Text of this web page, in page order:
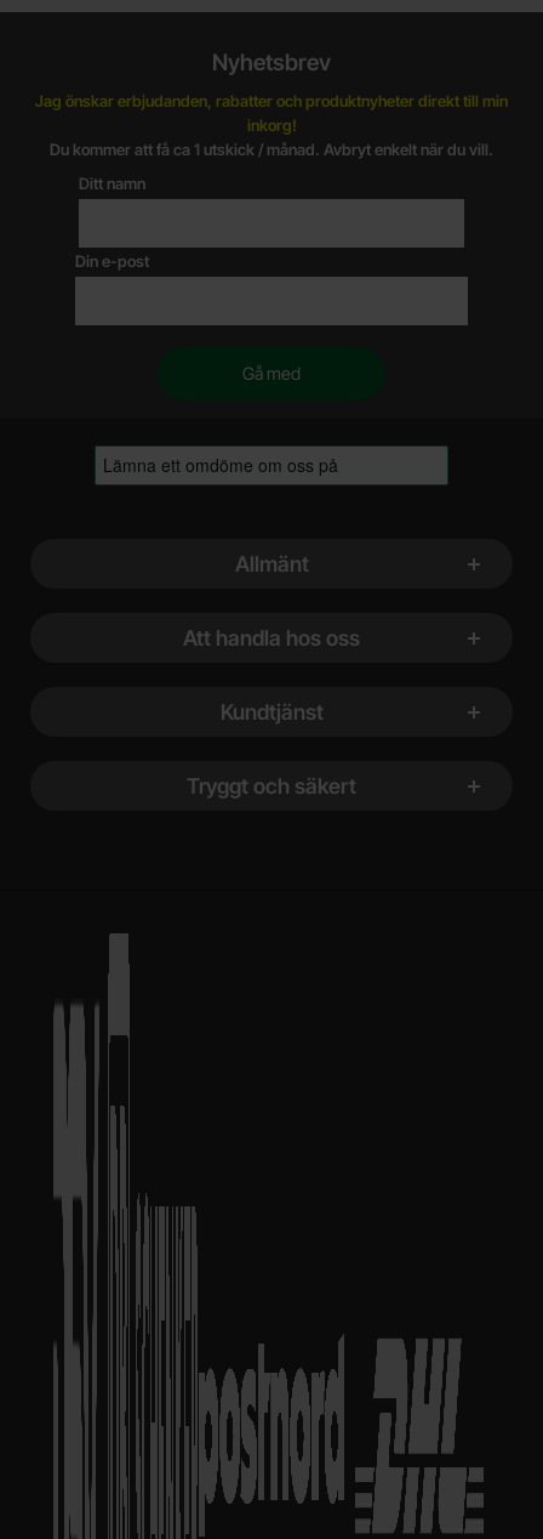
Nyhetsbrev
Jag önskar erbjudanden, rabatter och produktnyheter direkt till min
inkorg!
Du kommer att få ca 1 utskick / månad. Avbryt enkelt när du vill.
Ditt namn
Din e-post
Allmänt
Att handla hos oss
Kundtjänst
Tryggt och säkert